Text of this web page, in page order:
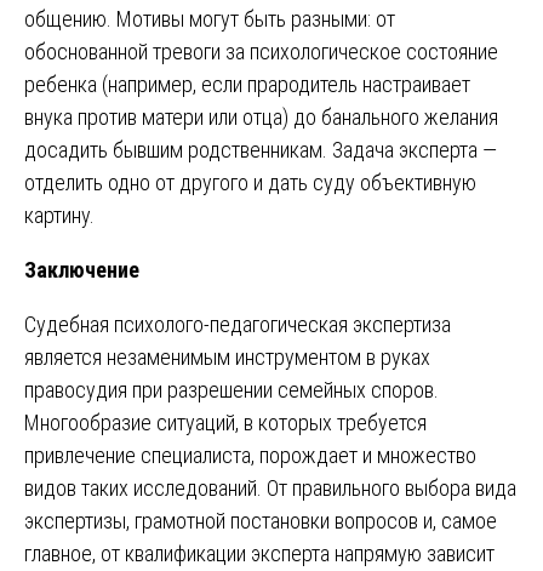
общению. Мотивы могут быть разными: от
обоснованной тревоги за психологическое состояние
ребенка (например, если прародитель настраивает
внука против матери или отца) до банального желания
досадить бывшим родственникам. Задача эксперта —
отделить одно от другого и дать суду объективную
картину.
Заключение
Судебная психолого-педагогическая экспертиза
является незаменимым инструментом в руках
правосудия при разрешении семейных споров.
Многообразие ситуаций, в которых требуется
привлечение специалиста, порождает и множество
видов таких исследований. От правильного выбора вида
экспертизы, грамотной постановки вопросов и, самое
главное, от квалификации эксперта напрямую зависит